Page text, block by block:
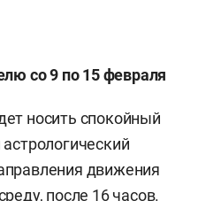
со 9 по 15 февраля
носить спокойный
движения
после 16 часов.